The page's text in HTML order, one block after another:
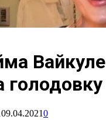
Вайкуле
голодовку
09.04.20210